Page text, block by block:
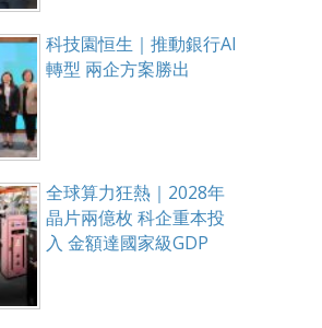
科技園恒生｜推動銀行AI
轉型 兩企方案勝出
全球算力狂熱｜2028年
晶片兩億枚 科企重本投
入 金額達國家級GDP